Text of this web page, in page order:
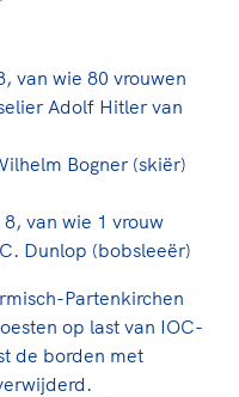
van wie 80 vrouwen
Adolf Hitler van
Bogner (skiër)
8, van wie 1 vrouw
Dunlop (bobsleeër)
Partenkirchen
op last van IOC-
de borden met